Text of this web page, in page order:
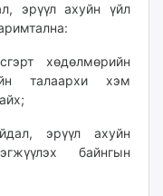
эрүүл ахуйн үйл
хөдөлмөрийн
талаархи хэм
эрүүл ахуйн
байнгын